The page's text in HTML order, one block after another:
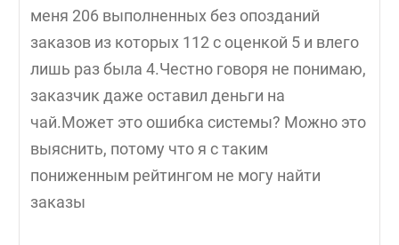
меня 206 выполненных без опозданий
заказов из которых 112 с оценкой 5 и влего
лишь раз была 4.Честно говоря не понимаю,
заказчик даже оставил деньги на
чай.Может это ошибка системы? Можно это
выяснить, потому что я с таким
пониженным рейтингом не могу найти
заказы